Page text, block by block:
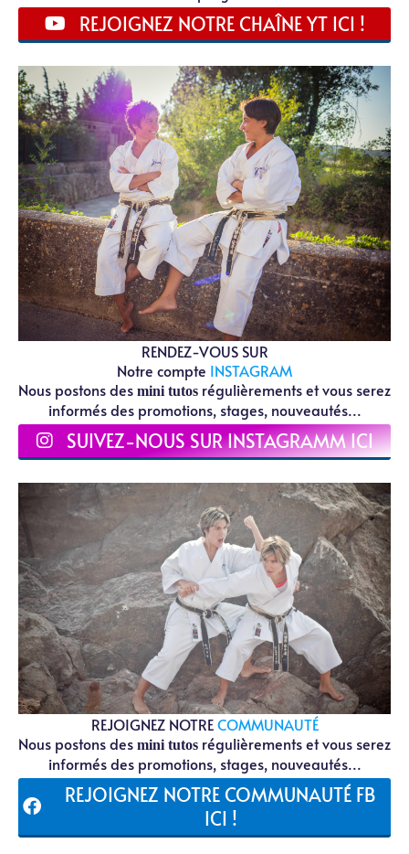
REJOIGNEZ NOTRE CHAÎNE YT ICI !
RENDEZ-VOUS SUR
Notre compte INSTAGRAM
Nous postons des mini tutos régulièrements et vous serez
informés des promotions, stages, nouveautés...
SUIVEZ-NOUS SUR INSTAGRAMM ICI
REJOIGNEZ NOTRECOMMUNAUTÉ
Nous postons des mini tutos régulièrements et vous serez
informés des promotions, stages, nouveautés...
REJOIGNEZ NOTRE COMMUNAUTÉ FB
ICI !